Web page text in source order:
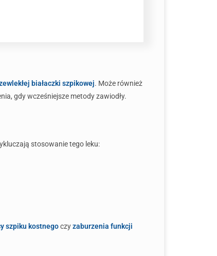
białaczki szpikowej. Może również
gdy wcześniejsze metody zawiodły.
stosowanie tego leku:
szpiku kostnegoczyzaburzenia funkcji